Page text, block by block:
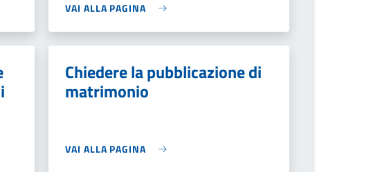
VAI ALLA PAGINA
Chiedere la pubblicazione di
matrimonio
VAI ALLA PAGINA